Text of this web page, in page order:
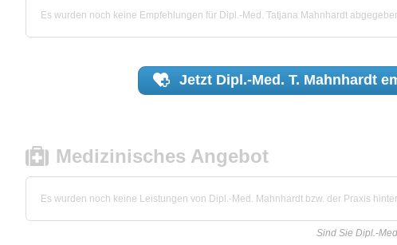
Es wurden noch keine Empfehlungen für Dipl.-Med. Tatjana Mahnhardt
Jetzt Dipl.-Med. T. Mahnhardt
Medizinisches Angebot
Es wurden noch keine Leistungen von Dipl.-Med. Mahnhardt bzw. der Praxis
Sind Sie Dipl.-